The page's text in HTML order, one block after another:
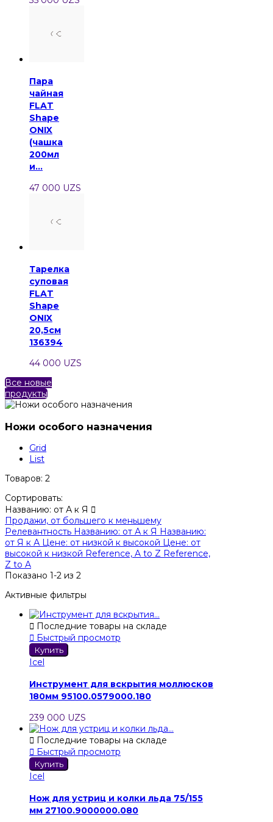
Пара
чайная
FLAT
Shape
ONIX
(чашка
200мл
и...
47 000 UZS
Тарелка
суповая
FLAT
Shape
ONIX
20,5см
136394
44 000 UZS
Все новые
продукты
Ножи особого назначения
Grid
List
Товаров: 2
Сортировать:
Названию: от А к Я 
Продажи, от большего к меньшему
Релевантность Названию: от А к Я Названию:
от Я к А Цене: от низкой к высокой Цене: от
высокой к низкой Reference, A to Z Reference,
Z to A
Показано 1-2 из 2
Активные фильтры
 Последние товары на складе
 Быстрый просмотр
Купить
Icel
Инструмент для вскрытия моллюсков
180мм 95100.0579000.180
239 000 UZS
 Последние товары на складе
 Быстрый просмотр
Купить
Icel
Нож для устриц и колки льда 75/155
мм 27100.9000000.080